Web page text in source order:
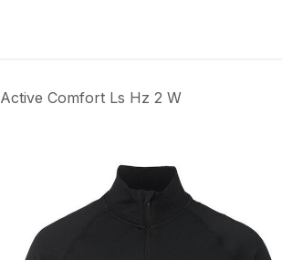
Active Comfort Ls Hz 2 W